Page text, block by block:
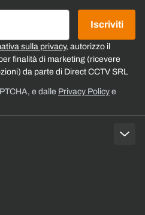
sulla privacy, autorizzo il
finalità di marketing (ricevere
da parte di Direct CCTV SRL
Iscriviti
e dalle Privacy Policy e